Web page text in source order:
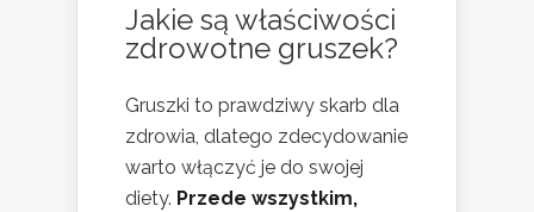
Jakie są właściwości
zdrowotne gruszek?
Gruszki to prawdziwy skarb dla
zdrowia, dlatego zdecydowanie
warto włączyć je do swojej
diety. Przede wszystkim,